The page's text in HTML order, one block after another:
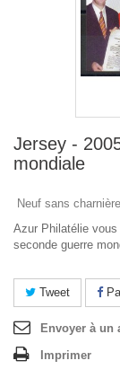
Jersey -
mondiale
Neuf sans charnière
Azur Philatélie
seconde guerre
Tweet
Envoyer à un
Imprimer